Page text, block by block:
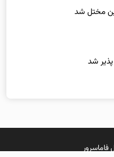
مختل شد
شد
فاماسرور